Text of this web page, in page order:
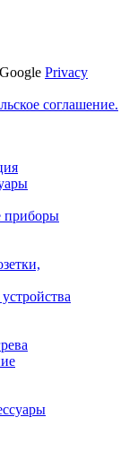
Privacy
соглашение.
приборы